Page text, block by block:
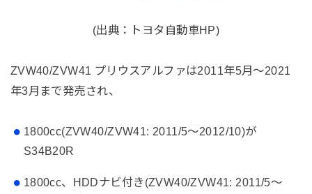
(出典：トヨタ自動車HP)
ZVW40/ZVW41 プリウスアルファは2011年5月～2021
年3月まで発売され、
1800cc(ZVW40/ZVW41: 2011/5～2012/10)が
S34B20R
1800cc、HDDナビ付き(ZVW40/ZVW41: 2011/5～